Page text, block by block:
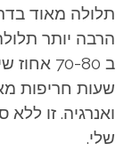
תלולה מאוד
שעות חריפות
ואנרגיה. זו
שלי.